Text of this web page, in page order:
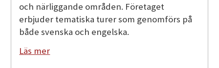
och närliggande områden. Företaget
erbjuder tematiska turer som genomförs på
både svenska och engelska.
Läs mer